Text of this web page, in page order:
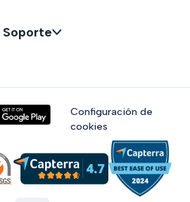
Soporte
Configuración de
cookies